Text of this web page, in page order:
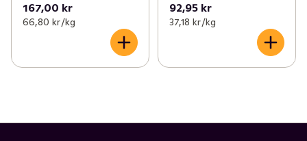
167,00 kr
66,80 kr /kg
92,95 kr
37,18 kr /kg